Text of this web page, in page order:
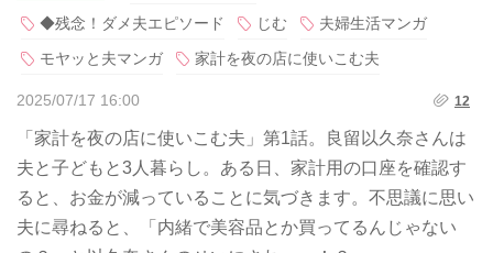
◆残念！ダメ夫エピソード
じむ
夫婦生活マンガ
モヤッと夫マンガ
家計を夜の店に使いこむ夫
2025/07/17 16:00 12
「家計を夜の店に使いこむ夫」第1話。良留以久奈さんは
夫と子どもと3人暮らし。ある日、家計用の口座を確認す
ると、お金が減っていることに気づきます。不思議に思い
夫に尋ねると、「内緒で美容品とか買ってるんじゃない